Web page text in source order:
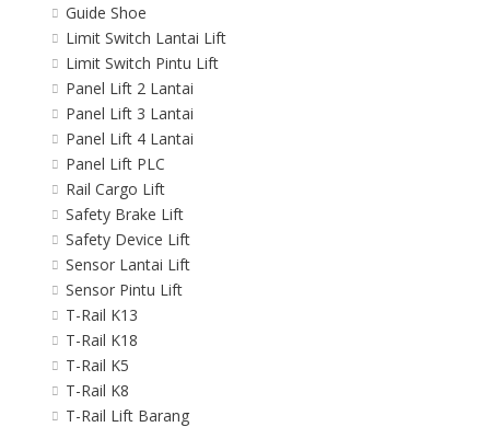
Guide Shoe
Limit Switch Lantai Lift
Limit Switch Pintu Lift
Panel Lift 2 Lantai
Panel Lift 3 Lantai
Panel Lift 4 Lantai
Panel Lift PLC
Rail Cargo Lift
Safety Brake Lift
Safety Device Lift
Sensor Lantai Lift
Sensor Pintu Lift
T-Rail K13
T-Rail K18
T-Rail K5
T-Rail K8
T-Rail Lift Barang